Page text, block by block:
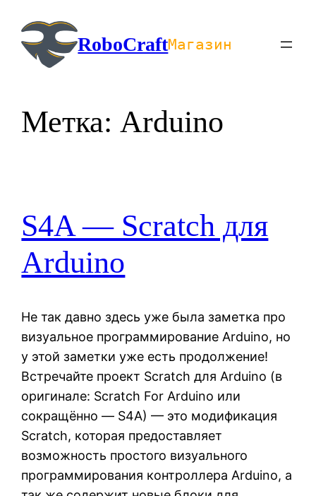
содержимомуRoboCraftМагазин
Метка:Arduino
S4A — Scratch для
Arduino
Не так давно здесь уже была заметка про
визуальное программирование Arduino, но
у этой заметки уже есть продолжение!
Встречайте проект Scratch для Arduino (в
оригинале: Scratch For Arduino или
сокращённо — S4A) — это модификация
Scratch, которая предоставляет
возможность простого визуального
программирования контроллера Arduino, а